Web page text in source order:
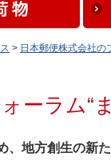
> 日本郵便株式会社の
ーラム
、地方創生の新